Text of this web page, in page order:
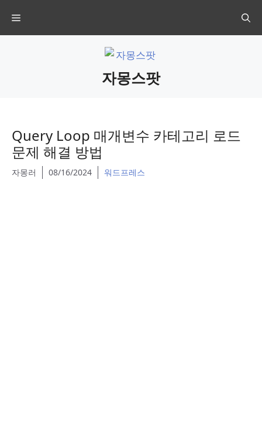
content
Menu
자몽스팟
Query Loop 매개변수 카테고리 로드
문제 해결 방법
자몽러 08/16/2024 워드프레스